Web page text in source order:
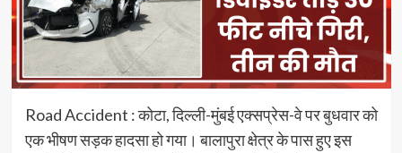
Road Accident : कोटा, दिल्ली-मुंबई एक्सप्रेस-वे पर बुधवार को
एक भीषण सड़क हादसा हो गया। बालापुरा क्षेत्र के पास हुए इस